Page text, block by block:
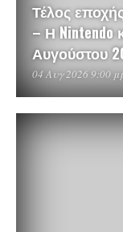
Τέλος
– Η Nintendo
Αυγούστου
04 Αυγ 2026 9:00